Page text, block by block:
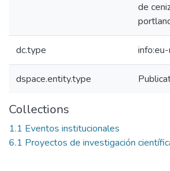
de
dc.type
dspace.entity.type
Collections
1.1 Eventos institucionales
6.1 Proyectos de investigación